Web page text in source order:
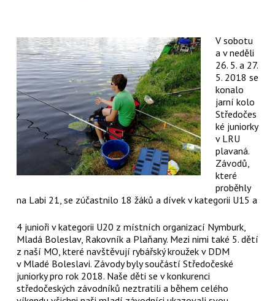
V sobotu
a v neděli
26. 5. a 27.
5. 2018 se
konalo
jarní kolo
Středočes
ké juniorky
v LRU
plavaná.
Závodů,
které
proběhly
na Labi 21, se zúčastnilo 18 žáků a dívek v kategorii U15 a
4 junioři v kategorii U20 z místních organizací Nymburk,
Mladá Boleslav, Rakovník a Plaňany. Mezi nimi také 5. dětí
z naší MO, které navštěvují rybářský kroužek v DDM
v Mladé Boleslavi. Závody byly součástí Středočeské
juniorky pro rok 2018. Naše děti se v konkurenci
středočeských závodníků neztratili a během celého